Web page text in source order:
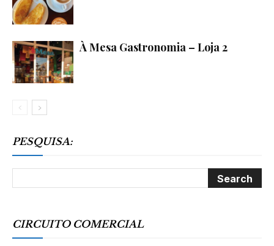
À Mesa Gastronomia – Loja 2
PESQUISA:
CIRCUITO COMERCIAL